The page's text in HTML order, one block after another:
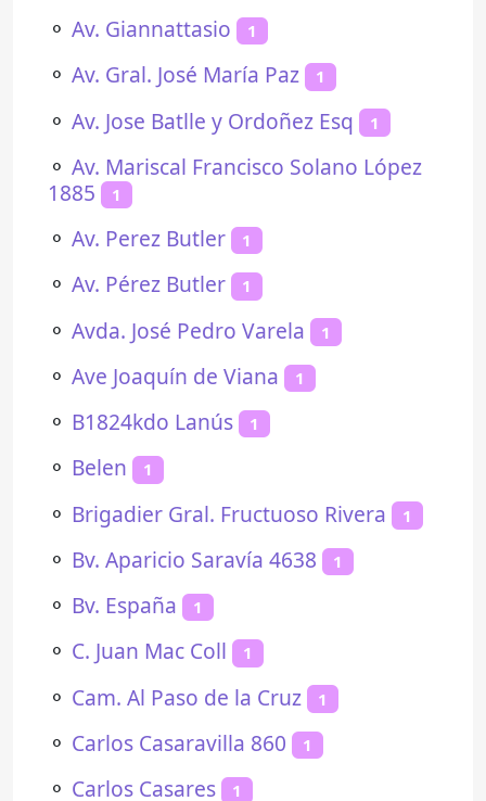
⚬ Av. Giannattasio 1
⚬ Av. Gral. José María Paz 1
⚬ Av. Jose Batlle y Ordoñez Esq 1
⚬ Av. Mariscal Francisco Solano López
1885
1
⚬ Av. Perez Butler 1
⚬ Av. Pérez Butler 1
⚬ Avda. José Pedro Varela 1
⚬ Ave Joaquín de Viana 1
⚬ B1824kdo Lanús 1
⚬ Belen 1
⚬ Brigadier Gral. Fructuoso Rivera 1
⚬ Bv. Aparicio Saravía 4638 1
⚬ Bv. España 1
⚬ C. Juan Mac Coll 1
⚬ Cam. Al Paso de la Cruz 1
⚬ Carlos Casaravilla 860 1
⚬ Carlos Casares 1